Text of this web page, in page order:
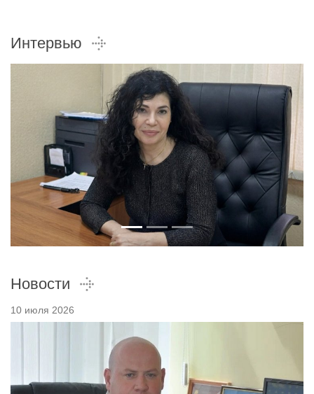
Интервью
Новости
10 июля 2026